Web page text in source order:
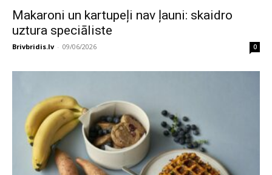
Makaroni un kartupeļi nav ļauni: skaidro
uztura speciāliste
Brivbridis.lv - 09/06/2026 0